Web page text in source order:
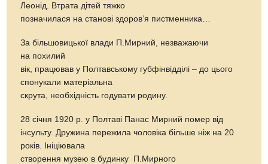
Леонід. Втрата дітей тяжко
позначилася на станові здоров’я пистменника…
За більшовицької влади П.Мирний, незважаючи
на похилий
вік, працював у Полтавському губфінвідділі – до цього
спонукали матеріальна
скрута, необхідність годувати родину.
28 січня 1920 р. у Полтаві Панас Мирний помер від
інсульту. Дружина пережила чоловіка більше ніж на 20
років. Ініціювала
створення музею в будинку П.Мирного